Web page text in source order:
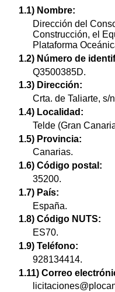
1.1) Nombre:
Dirección del
Construcción, el
Plataforma
1.2) Número de
Q3500385D.
1.3) Dirección:
Crta. de Taliarte, s/
1.4) Localidad:
Telde (Gran
1.5) Provincia:
Canarias.
1.6) Código postal:
35200.
1.7) País:
España.
1.8) Código NUTS:
ES70.
1.9) Teléfono:
928134414.
1.11) Correo